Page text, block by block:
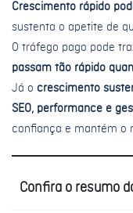
Crescimento rápido
sustenta o apetite de
O tráfego pago pode
passam tão rápido
Já o crescimento
SEO, performance e
confiança e mantém o
Confira o resumo